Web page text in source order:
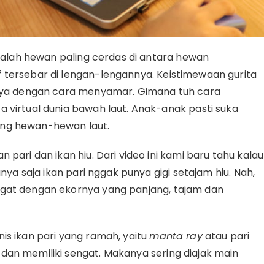
hewan paling cerdas di antara hewan
di lengan-lengannya. Keistimewaan gurita
dengan cara menyamar. Gimana tuh cara
virtual dunia bawah laut. Anak-anak pasti suka
hewan-hewan laut.
pari dan ikan hiu. Dari video ini kami baru tahu kalau
saja ikan pari nggak punya gigi setajam hiu. Nah,
dengan ekornya yang panjang, tajam dan
ikan pari yang ramah, yaitumanta rayatau pari
memiliki sengat. Makanya sering diajak main